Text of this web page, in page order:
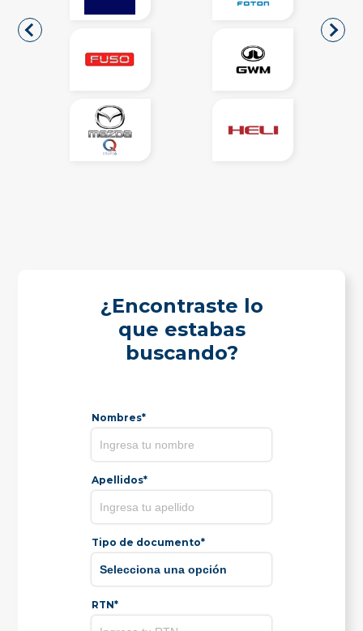
¿Encontraste lo
que estabas
buscando?
Nombres*
Apellidos*
Tipo de documento*
RTN*